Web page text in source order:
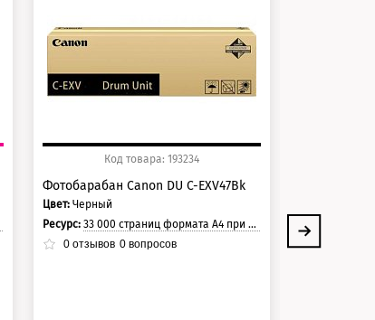
125 баллов
150 баллов
Код товара: 193234
Фотобарабан Canon DU C-EXV47Bk
Цвет: Черный
Ресурс: 33 000 страниц формата А4 при 5% заполнении страницы.
0отзывов 0вопросов
Ресурс: